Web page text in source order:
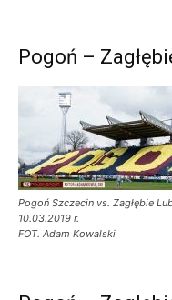
Pogoń –
Pogoń Szczecin vs. Zagłębie
10.03.2019 r.
FOT. Adam Kowalski